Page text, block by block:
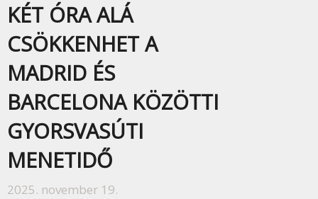
KÉT ÓRA ALÁ
CSÖKKENHET A
MADRID ÉS
BARCELONA KÖZÖTTI
GYORSVASÚTI
MENETIDŐ
2025. november 19.